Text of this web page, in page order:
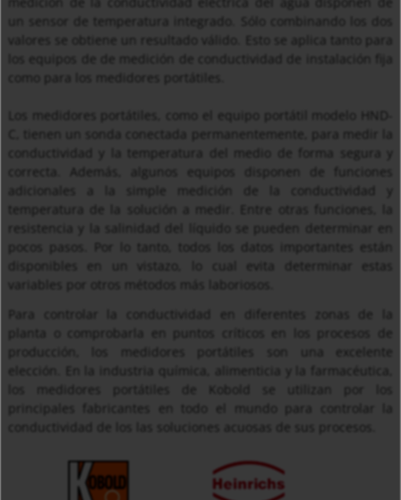
un sensor de temperatura integrado. Sólo combinando los dos
valores se obtiene un resultado válido. Esto se aplica tanto para
los equipos de de medición de conductividad de instalación fija
Los medidores portátiles, como el equipo portátil modelo HND-
conductividad y la temperatura del medio de forma segura y
correcta. Además, algunos equipos disponen de funciones
adicionales a la simple medición de la conductividad y
resistencia y la salinidad del líquido se pueden determinar en
disponibles en un vistazo, lo cual evita determinar estas
variables por otros métodos más laboriosos.
Para controlar la conductividad en diferentes zonas de la
producción, los medidores portátiles son una excelente
elección. En la industria química, alimenticia y la farmacéutica,
los medidores portátiles de Kobold se utilizan por los
conductividad de los las soluciones acuosas de sus procesos.